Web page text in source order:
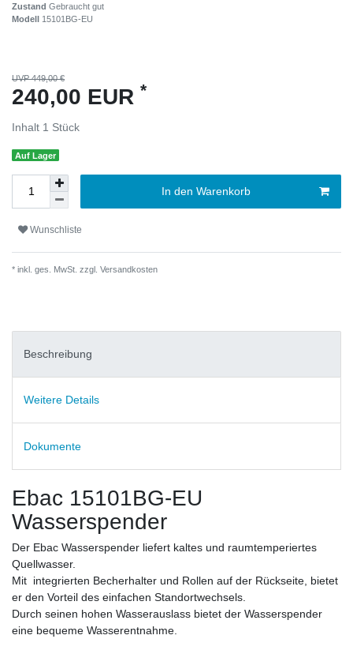
Zustand Gebraucht gut
Modell 15101BG-EU
UVP 449,00 €
240,00 EUR *
Inhalt 1 Stück
Auf Lager
In den Warenkorb
Wunschliste
* inkl. ges. MwSt. zzgl. Versandkosten
Beschreibung
Weitere Details
Dokumente
Ebac 15101BG-EU
Wasserspender
Der Ebac Wasserspender liefert kaltes und raumtemperiertes
Quellwasser.
Mit integrierten Becherhalter und Rollen auf der Rückseite, bietet
er den Vorteil des einfachen Standortwechsels.
Durch seinen hohen Wasserauslass bietet der Wasserspender
eine bequeme Wasserentnahme.